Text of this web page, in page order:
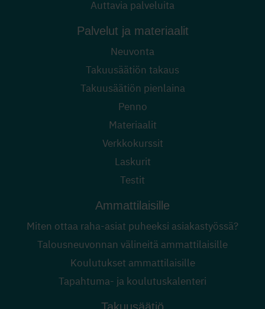
Auttavia palveluita
Palvelut ja materiaalit
Neuvonta
Takuusäätiön takaus
Takuusäätiön pienlaina
Penno
Materiaalit
Verkkokurssit
Laskurit
Testit
Ammattilaisille
Miten ottaa raha-asiat puheeksi asiakastyössä?
Talousneuvonnan välineitä ammattilaisille
Koulutukset ammattilaisille
Tapahtuma- ja koulutuskalenteri